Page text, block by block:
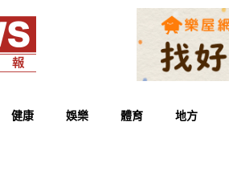
健康 娛樂 體育 地方